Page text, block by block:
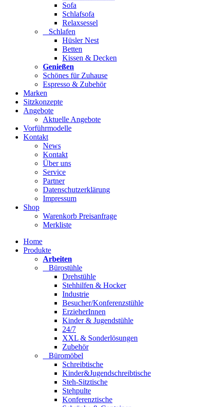
Sofa
Schlafsofa
Relaxsessel
Schlafen
Hüsler Nest
Betten
Kissen & Decken
Genießen
Schönes für Zuhause
Espresso & Zubehör
Marken
Sitzkonzepte
Angebote
Aktuelle Angebote
Vorführmodelle
Kontakt
News
Kontakt
Über uns
Service
Partner
Datenschutzerklärung
Impressum
Shop
Warenkorb Preisanfrage
Merkliste
Home
Produkte
Arbeiten
Bürostühle
Drehstühle
Stehhilfen & Hocker
Industrie
Besucher/Konferenzstühle
ErzieherInnen
Kinder & Jugendstühle
24/7
XXL & Sonderlösungen
Zubehör
Büromöbel
Schreibtische
Kinder&Jugendschreibtische
Steh-Sitztische
Stehpulte
Konferenztische